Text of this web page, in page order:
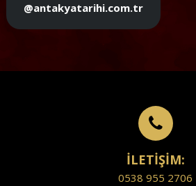
@antakyatarihi.com.tr
İLETİŞİM:
0538 955 2706